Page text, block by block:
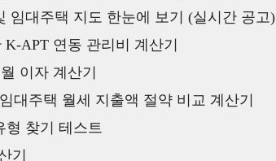
임대주택 지도 한눈에 보기 (실시간 공고)
APT 연동 관리비 계산기
이자 계산기
대주택 월세 지출액 절약 비교 계산기
형 찾기 테스트
기